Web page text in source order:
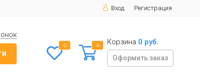
Вход Регистрация
0 0 Корзина 0 руб.
Оформить заказ